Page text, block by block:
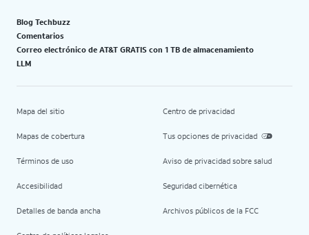
Blog Techbuzz
Comentarios
Correo electrónico de AT&T GRATIS con 1 TB de almacenamiento
LLM
Mapa del sitio
Mapas de cobertura
Términos de uso
Accesibilidad
Detalles de banda ancha
Centro de privacidad
Tus opciones de privacidad
Aviso de privacidad sobre salud
Seguridad cibernética
Archivos públicos de la FCC